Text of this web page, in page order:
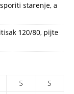
starenje, a
120/80, pijte
S
S